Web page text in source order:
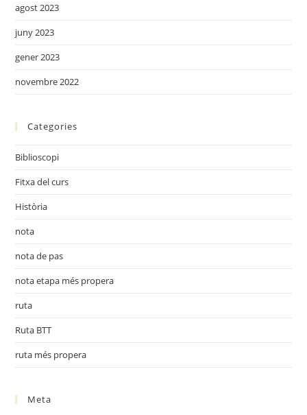
agost 2023
juny 2023
gener 2023
novembre 2022
Categories
Biblioscopi
Fitxa del curs
Història
nota
nota de pas
nota etapa més propera
ruta
Ruta BTT
ruta més propera
Meta